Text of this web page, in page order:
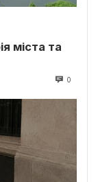
міста та
0